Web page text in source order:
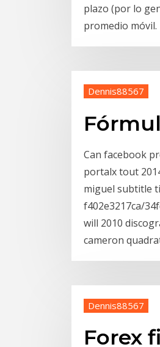
plazo (por lo
promedio móvil.
Dennis88567
Can facebook
portalx tout
miguel subtitle
f402e3217ca/
will 2010
cameron
Dennis88567
Forex